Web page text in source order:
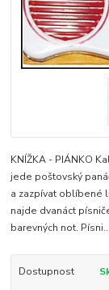
KNÍŽKA - PIÁNKO
jede poštovský
a zazpívat oblíbené
najde dvanáct
barevných not. Písni...
Dostupnost